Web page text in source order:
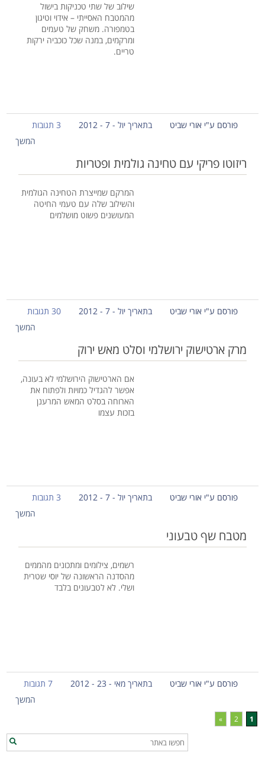
שילוב של שתי טכניקות בישול
מהמטבח האסייתי – אידוי וטיגון
בטמפורה. משחק של טעמים
ומרקמים, במנה שכל כוכביה ירקות
טריים.
פורסם ע"י אורי שביט בתאריך יול - 7 - 2012
3 תגובות
המשך
ריזוטו פריקי עם טחינה גולמית ופטריות
המרקם שמייצרת הטחינה הגולמית
והשילוב שלה עם טעמי החיטה
המעושנים פשוט מושלמים
פורסם ע"י אורי שביט בתאריך יול - 7 - 2012
30 תגובות
המשך
מרק ארטישוק ירושלמי וסלט מאש ירוק
אם הארטישוק הירושלמי לא בעונה,
אפשר להגדיל כמויות ולפתוח את
הארוחה בסלט המאש המרענן
בזכות עצמו
פורסם ע"י אורי שביט בתאריך יול - 7 - 2012
3 תגובות
המשך
מטבח שף טבעוני
רשמים, צילומים ומתכונים מהממים
מהסדנה הראשונה של יוסי שטרית
ושלי. לא לטבעונים בלבד
פורסם ע"י אורי שביט בתאריך מאי - 23 - 2012
7 תגובות
המשך
1
2
»